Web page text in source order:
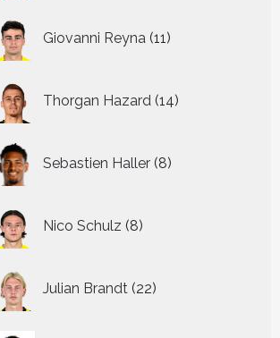
Giovanni Reyna 11
producten
Thorgan Hazard 14
producten
Sebastien Haller 8
producten
Nico Schulz 8
producten
Julian Brandt 22
producten